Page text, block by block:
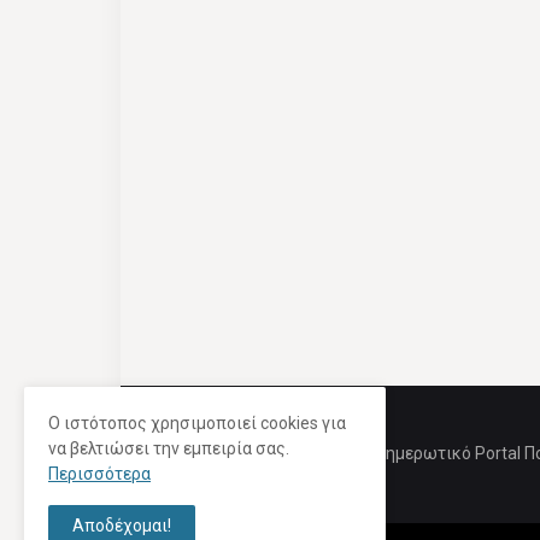
Ενημερωτικό Portal
Ο ιστότοπος χρησιμοποιεί cookies για
να βελτιώσει την εμπειρία σας.
Περισσότερα
Αποδέχομαι!